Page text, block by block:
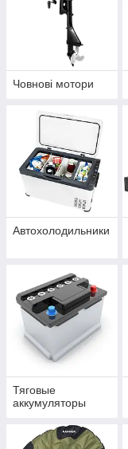
Човнові мотори
Автохолодильники
Тяговые
аккумуляторы